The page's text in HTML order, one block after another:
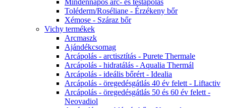
Mindennapos arc- és testápolás
Toléderm/Roséliane - Érzékeny bőr
Xémose - Száraz bőr
Vichy termékek
Arcmaszk
Ajándékcsomag
Arcápolás - arctisztítás - Purete Thermale
Arcápolás - hidratálás - Aqualia Thermál
Arcápolás - ideális bőrért - Idealia
Arcápolás - öregedésgátlás 40 év felett - Liftactiv
Arcápolás - öregedésgátlás 50 és 60 év felett -
Neovadiol